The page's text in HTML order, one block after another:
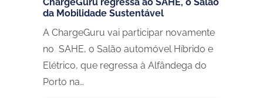
da Mobilidade Sustentável
A ChargeGuru vai participar novamente
no SAHE, o Salão automóvel Híbrido e
Elétrico, que regressa à Alfândega do
Porto na…